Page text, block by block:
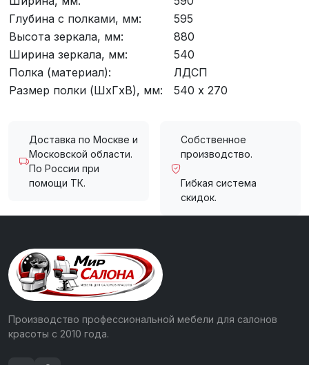
Глубина с полками, мм:
595
Высота зеркала, мм:
880
Ширина зеркала, мм:
540
Полка (материал):
ЛДСП
Размер полки (ШxГxВ), мм:
540 х 270
Доставка по Москве и
Московской области.
По России при
помощи ТК.
Собственное
производство.
Гибкая система
скидок.
Производство профессиональной мебели для салонов
красоты с 2010 года.